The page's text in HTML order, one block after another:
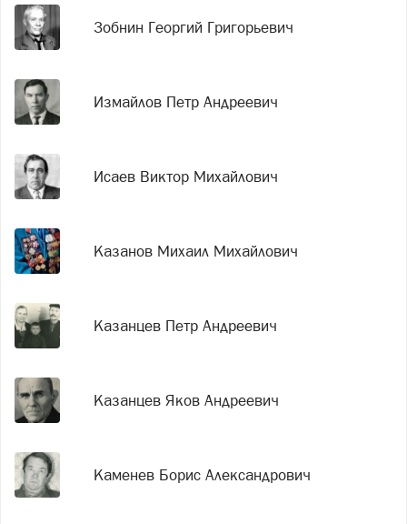
Зобнин Георгий Григорьевич
Измайлов Петр Андреевич
Исаев Виктор Михайлович
Казанов Михаил Михайлович
Казанцев Петр Андреевич
Казанцев Яков Андреевич
Каменев Борис Александрович